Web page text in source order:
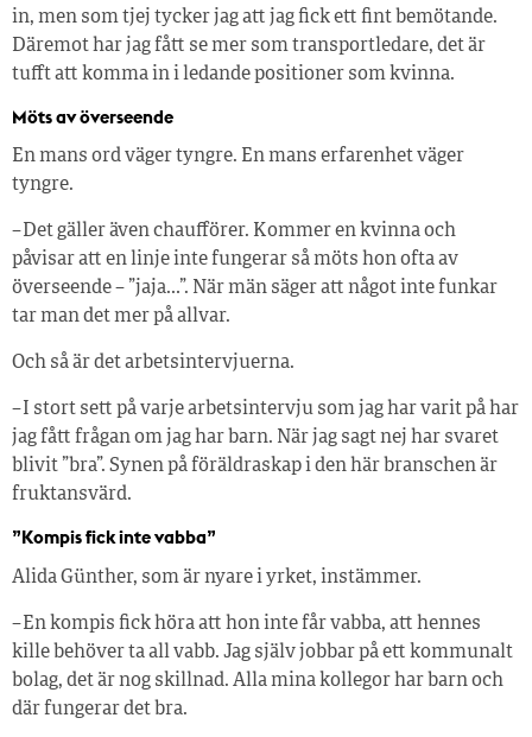
in, men som tjej tycker jag att jag fick ett fint bemötande.
Däremot har jag fått se mer som transportledare, det är
tufft att komma in i ledande positioner som kvinna.
Möts av överseende
En mans ord väger tyngre. En mans erfarenhet väger
tyngre.
– Det gäller även chaufförer. Kommer en kvinna och
påvisar att en linje inte fungerar så möts hon ofta av
överseende – ”jaja…”. När män säger att något inte funkar
tar man det mer på allvar.
Och så är det arbetsintervjuerna.
– I stort sett på varje arbetsintervju som jag har varit på har
jag fått frågan om jag har barn. När jag sagt nej har svaret
blivit ”bra”. Synen på föräldraskap i den här branschen är
fruktansvärd.
”Kompis fick inte vabba”
Alida Günther, som är nyare i yrket, instämmer.
– En kompis fick höra att hon inte får vabba, att hennes
kille behöver ta all vabb. Jag själv jobbar på ett kommunalt
bolag, det är nog skillnad. Alla mina kollegor har barn och
där fungerar det bra.